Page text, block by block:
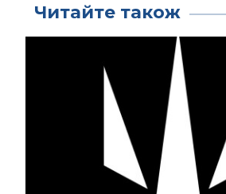
Читайте також